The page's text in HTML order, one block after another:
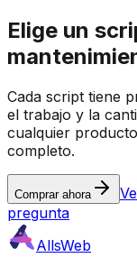
Elige un
Cada script tiene
el trabajo y la
cualquier
completo.
Comprar ahora
pregunta
AllsWeb